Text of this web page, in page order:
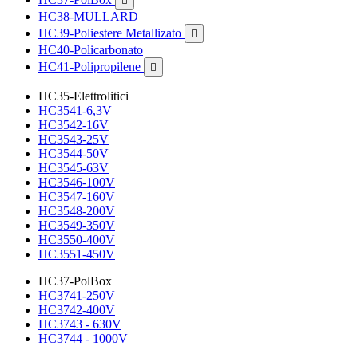
HC38-MULLARD
HC39-Poliestere Metallizato

HC40-Policarbonato
HC41-Polipropilene

HC35-Elettrolitici
HC3541-6,3V
HC3542-16V
HC3543-25V
HC3544-50V
HC3545-63V
HC3546-100V
HC3547-160V
HC3548-200V
HC3549-350V
HC3550-400V
HC3551-450V
HC37-PolBox
HC3741-250V
HC3742-400V
HC3743 - 630V
HC3744 - 1000V